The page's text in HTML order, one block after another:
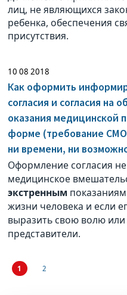
лиц, не являющихся
ребенка, обеспечения
присутствия.
10 08 2018
Как оформить
согласия и согласия на
оказания медицинской
форме (требование
ни времени, ни
Оформление согласия не
медицинское
экстренным
жизни человека и если
выразить свою волю или
представители.
1 2